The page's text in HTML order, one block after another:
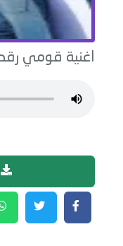
اغنية قومي